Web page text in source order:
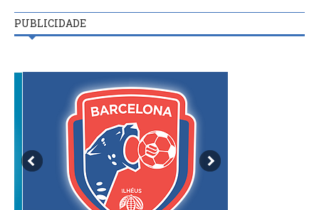
PUBLICIDADE